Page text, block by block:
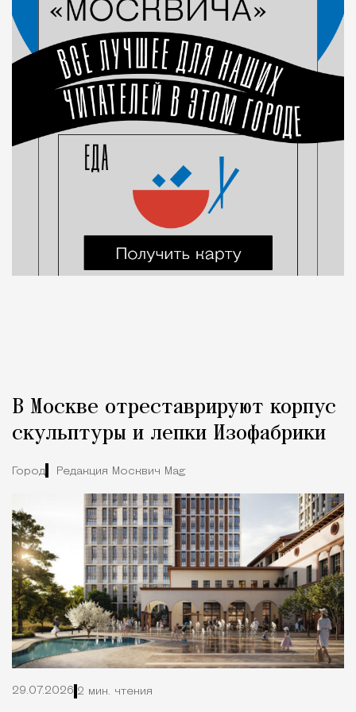
В Москве отреставрируют корпус
скульптуры и лепки Изофабрики
Город Редакция Москвич Mag
29.07.2026 2 мин. чтения